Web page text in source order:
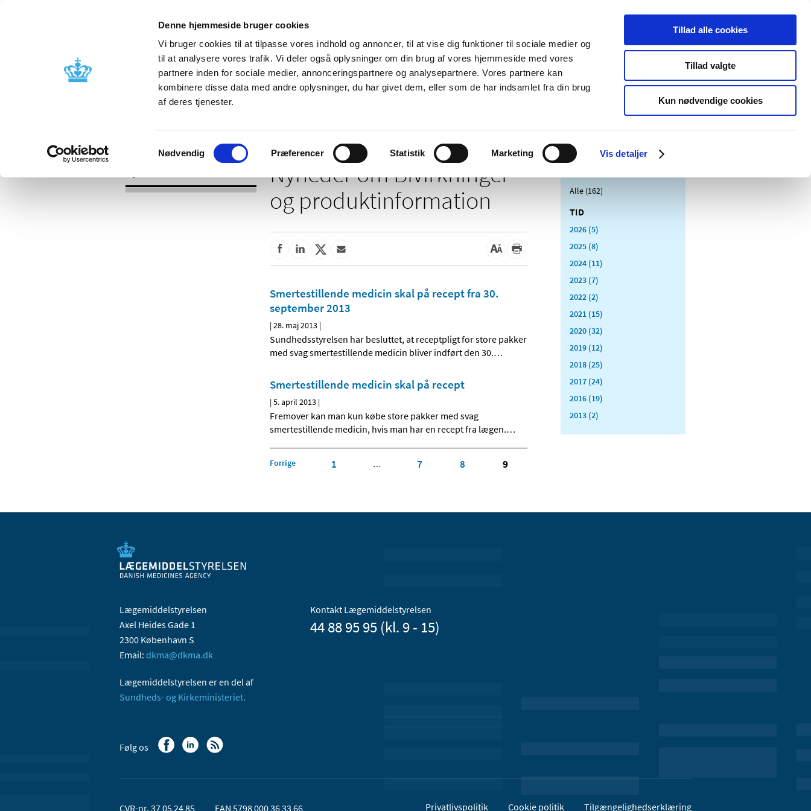
Denne hjemmeside bruger cookies
Vi bruger cookies til at tilpasse vores indhold og annoncer, til at vise dig funktioner til sociale medier og
til at analysere vores trafik. Vi deler også oplysninger om din brug af vores hjemmeside med vores
partnere inden for sociale medier, annonceringspartnere og analysepartnere. Vores partnere kan
kombinere disse data med andre oplysninger, du har givet dem, eller som de har indsamlet fra din brug
af deres tjenester.
Samtykkevalg
Nødvendig Præferencer Statistik Marketing Vis detaljer
Tillad alle cookies
Tillad valgte
Kun nødvendige cookies
Nyheder Om os Kontakt Udgivelser
Godkendelse og
Bivirkninger og
produktinformation
Tilskud og
Apoteker og salg af
Medicinsk
Særlige
produktområder
Nyheder om Bivirkninger
og produktinformation
Smertestillende medicin skal på recept fra 30.
september 2013
|28. maj 2013 |
Sundhedsstyrelsen har besluttet, at receptpligt for store pakker
med svag smertestillende medicin bliver indført den 30.…
Smertestillende medicin skal på recept
|5. april 2013 |
Fremover kan man kun købe store pakker med svag
smertestillende medicin, hvis man har en recept fra lægen.…
Forrige 1 … 7 8 9
Alle (162)
TID
2026 (5)
2025 (8)
2024 (11)
2023 (7)
2022 (2)
2021 (15)
2020 (32)
2019 (12)
2018 (25)
2017 (24)
2016 (19)
2013 (2)
Lægemiddelstyrelsen
Axel Heides Gade 1
2300 København S
Email: dkma@dkma.dk
Lægemiddelstyrelsen er en del af
Sundheds- og Kirkeministeriet.
Kontakt Lægemiddelstyrelsen
44 88 95 95 (kl. 9 - 15)
Følg os
CVR-nr. 37 05 24 85 EAN 5798 000 36 33 66 Privatlivspolitik Cookie politik Tilgængelighedserklæring